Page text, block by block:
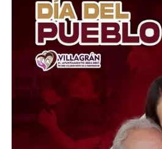
detectaran anomalías y
posibles prácticas para burlar
vigilancia.
Ante esta situación, la UNAM
para revisar las pruebas y
universidad también suspendió
proceso de inscripciones
irregularidades y busca
permita dar certeza a los